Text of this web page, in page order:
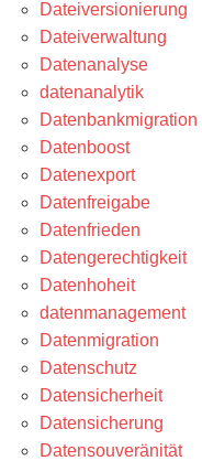
Dateiversionierung
Dateiverwaltung
Datenanalyse
datenanalytik
Datenbankmigration
Datenboost
Datenexport
Datenfreigabe
Datenfrieden
Datengerechtigkeit
Datenhoheit
datenmanagement
Datenmigration
Datenschutz
Datensicherheit
Datensicherung
Datensouveränität